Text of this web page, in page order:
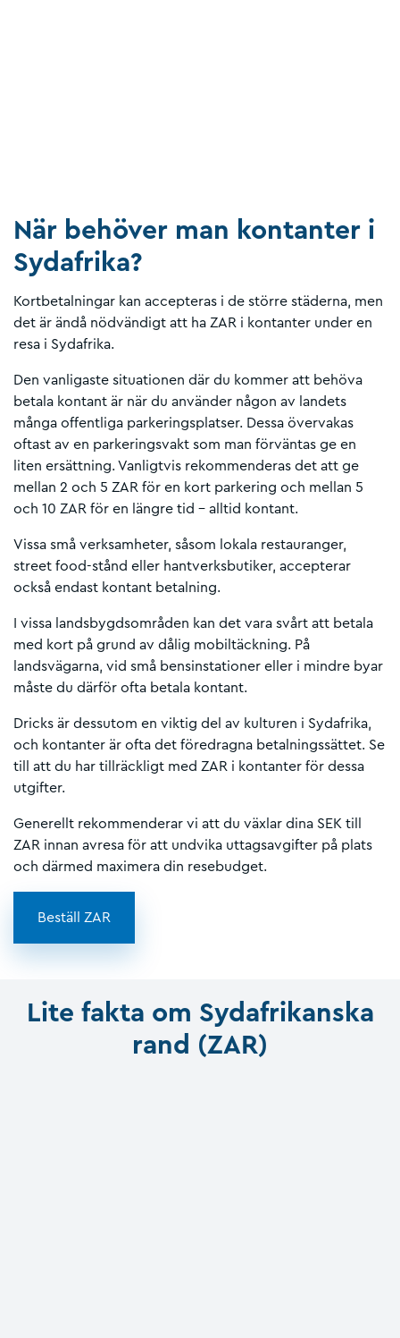
När behöver man kontanter i
Sydafrika?
Kortbetalningar kan accepteras i de större städerna, men
det är ändå nödvändigt att ha ZAR i kontanter under en
resa i Sydafrika.
Den vanligaste situationen där du kommer att behöva
betala kontant är när du använder någon av landets
många offentliga parkeringsplatser. Dessa övervakas
oftast av en parkeringsvakt som man förväntas ge en
liten ersättning. Vanligtvis rekommenderas det att ge
mellan 2 och 5 ZAR för en kort parkering och mellan 5
och 10 ZAR för en längre tid – alltid kontant.
Vissa små verksamheter, såsom lokala restauranger,
street food-stånd eller hantverksbutiker, accepterar
också endast kontant betalning.
I vissa landsbygdsområden kan det vara svårt att betala
med kort på grund av dålig mobiltäckning. På
landsvägarna, vid små bensinstationer eller i mindre byar
måste du därför ofta betala kontant.
Dricks är dessutom en viktig del av kulturen i Sydafrika,
och kontanter är ofta det föredragna betalningssättet. Se
till att du har tillräckligt med ZAR i kontanter för dessa
utgifter.
Generellt rekommenderar vi att du växlar dina SEK till
ZAR innan avresa för att undvika uttagsavgifter på plats
och därmed maximera din resebudget.
Beställ ZAR
Lite fakta om Sydafrikanska
rand (ZAR)